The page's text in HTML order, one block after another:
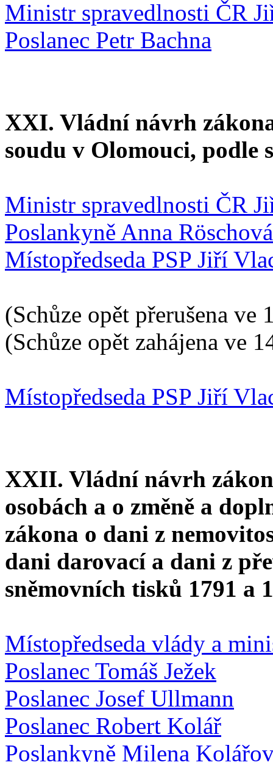
Ministr spravedlnosti ČR
Poslanec Petr Bachna
XXI. Vládní návrh
soudu v Olomouci, podle
Ministr spravedlnosti ČR
Poslankyně Anna Röschová
Místopředseda PSP Jiří
(Schůze opět přerušena ve
(Schůze opět zahájena ve
Místopředseda PSP Jiří
XXII. Vládní návrh
osobách a o změně a
zákona o dani z
dani darovací a dani z
sněmovních tisků 1791 a
Místopředseda vlády a
Poslanec Tomáš Ježek
Poslanec Josef Ullmann
Poslanec Robert Kolář
Poslankyně Milena